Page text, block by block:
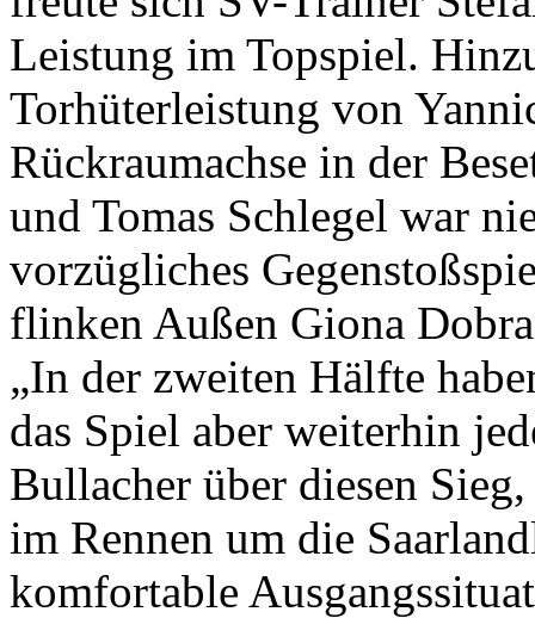
Leistung im Topspiel.
Torhüterleistung von
Rückraumachse in der
und Tomas Schlegel war
vorzügliches
flinken Außen Giona
„In der zweiten Hälfte
das Spiel aber weiterhin
Bullacher über diesen
im Rennen um die
komfortable